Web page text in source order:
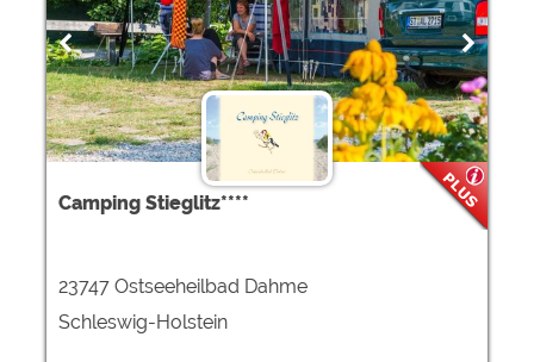
Camping Stieglitz****
23747 Ostseeheilbad Dahme
Schleswig-Holstein